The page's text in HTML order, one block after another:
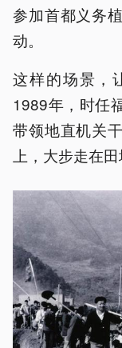
参加首都义务
动。
这样的场景，
1989年，时任
带领地直机关
上，大步走在田